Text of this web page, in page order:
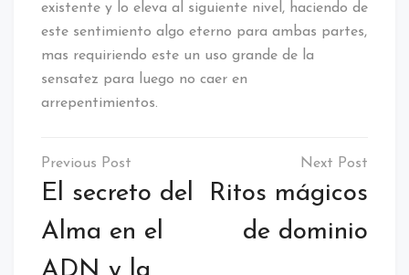
existente y lo eleva al siguiente nivel, haciendo de
este sentimiento algo eterno para ambas partes,
mas requiriendo este un uso grande de la
sensatez para luego no caer en
arrepentimientos.
Navegación
de
entradas
El secreto del
Alma en el
Ritos mágicos
de dominio